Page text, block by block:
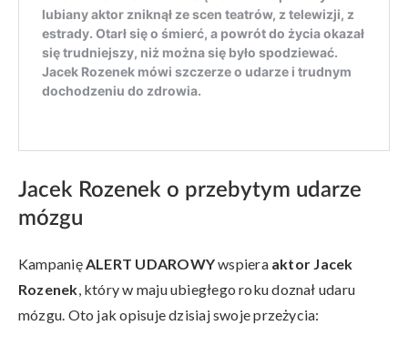
Jacek Rozenek o przebytym udarze
mózgu
KampanięALERT UDAROWYwspiera aktor Jacek
Rozenek, który w maju ubiegłego roku doznał udaru
mózgu. Oto jak opisuje dzisiaj swoje przeżycia: